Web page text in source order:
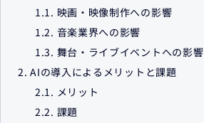
1.1. 映画・映像制作への影響
1.2. 音楽業界への影響
1.3. 舞台・ライブイベントへの影響
2. AIの導入によるメリットと課題
2.1. メリット
2.2. 課題